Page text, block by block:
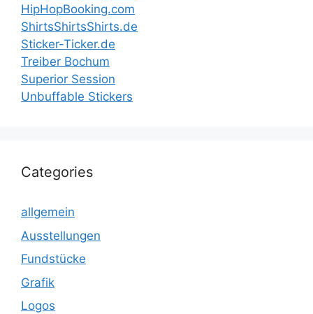
HipHopBooking.com
ShirtsShirtsShirts.de
Sticker-Ticker.de
Treiber Bochum
Superior Session
Unbuffable Stickers
Categories
allgemein
Ausstellungen
Fundstücke
Grafik
Logos